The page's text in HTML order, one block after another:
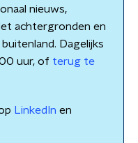
nieuws,
achtergronden en
Dagelijks
uur, of terug te
LinkedIn en